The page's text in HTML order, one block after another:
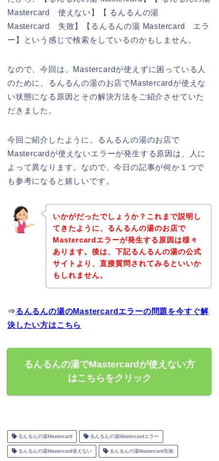
Mastercard 使えない】【 るんるんの湯
Mastercard 失敗】【るんるんの湯 Mastercard エラ
ー】という感じで検索をしているのかもしません。
なので、今回は、Mastercardが使えずに困っている人
のために、るんるんの湯のお店でMastercardが使えな
い状態になる原因とその解決方法をご紹介させていた
だきました。
今回ご紹介したように、るんるんの湯のお店で
Mastercardが使えないエラーが発生する原因は、人に
よって異なります。なので、今日の記事が何か１つで
も参考になると嬉しいです。
いかがだったでしょうか？これまで説明し
てきたように、るんるんの湯のお店で
Mastercardエラーが発生する原因は様々
あります。後は、下記るんるんの湯の公式
サイトより、直接質問されてみるといいか
もしれません。
⇒るんるんの湯のMastercardエラーの問題を今すぐ解
決したい方はこちら
るんるんの湯でMastercardが使えない方
はこちらをクリック
るんるんの湯Mastercard るんるんの湯Mastercardエラー
るんるんの湯Mastercard使えない るんるんの湯Mastercard失敗